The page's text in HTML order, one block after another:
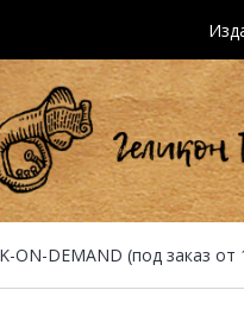
ON-DEMAND (под заказ от